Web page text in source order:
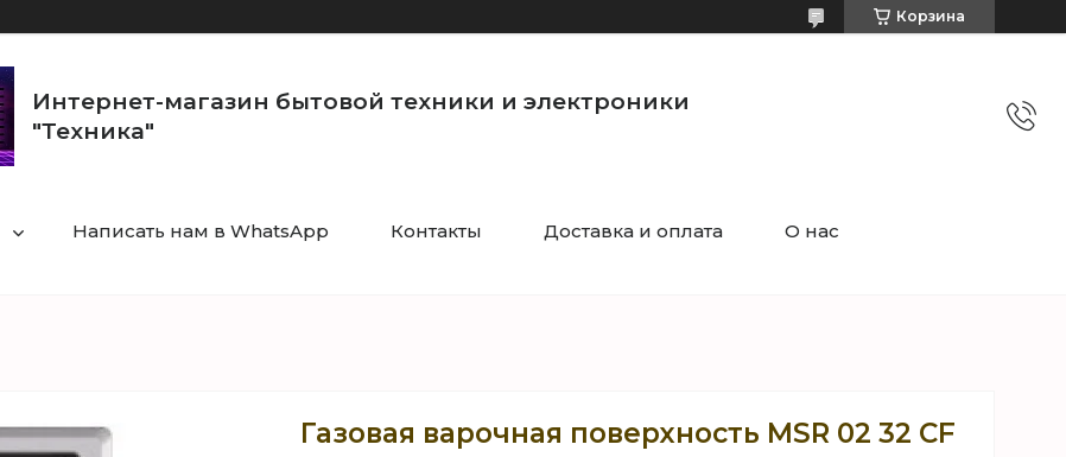
Корзина
Интернет-магазин бытовой техники и электроники
"Техника"
Написать нам в WhatsApp Контакты Доставка и оплата О нас
Газовая варочная поверхность MSR 02 32 CF